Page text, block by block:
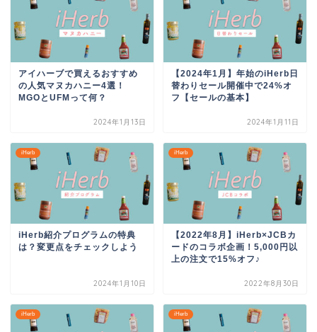
アイハーブで買えるおすすめ
の人気マヌカハニー4選！
MGOとUFMって何？
2024年1月13日
【2024年1月】年始のiHerb日
替わりセール開催中で24%オ
フ【セールの基本】
2024年1月11日
iHerb
iHerb紹介プログラムの特典
は？変更点をチェックしよう
2024年1月10日
iHerb
【2022年8月】iHerb×JCBカ
ードのコラボ企画！5,000円以
上の注文で15%オフ♪
2022年8月30日
iHerb iHerb